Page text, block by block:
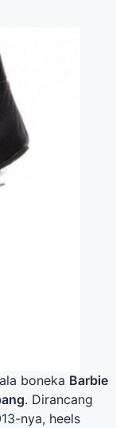
boneka Barbie
. Dirancang
nya, heels